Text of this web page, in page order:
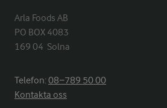
Arla Foods AB
PO BOX 4083
169 04  Solna
Telefon:08−789 50 00
Kontakta oss